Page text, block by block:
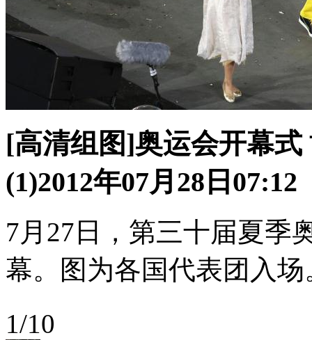
[高清组图]奥运会开幕
(1)2012年07月28日07:12
7月27日，第三十届夏季
幕。图为各国代表团入场
1/10